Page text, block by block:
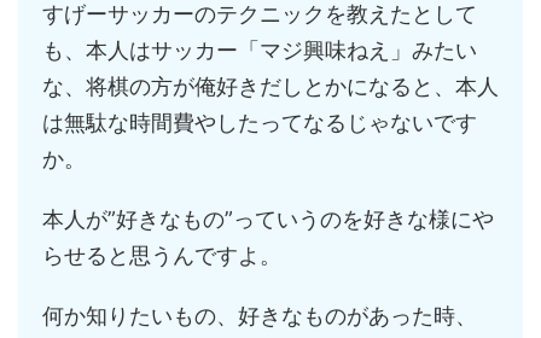
すげーサッカーのテクニックを教えたとして
も、本人はサッカー「マジ興味ねえ」みたい
な、将棋の方が俺好きだしとかになると、本人
は無駄な時間費やしたってなるじゃないです
か。
本人が”好きなもの”っていうのを好きな様にや
らせると思うんですよ。
何か知りたいもの、好きなものがあった時、